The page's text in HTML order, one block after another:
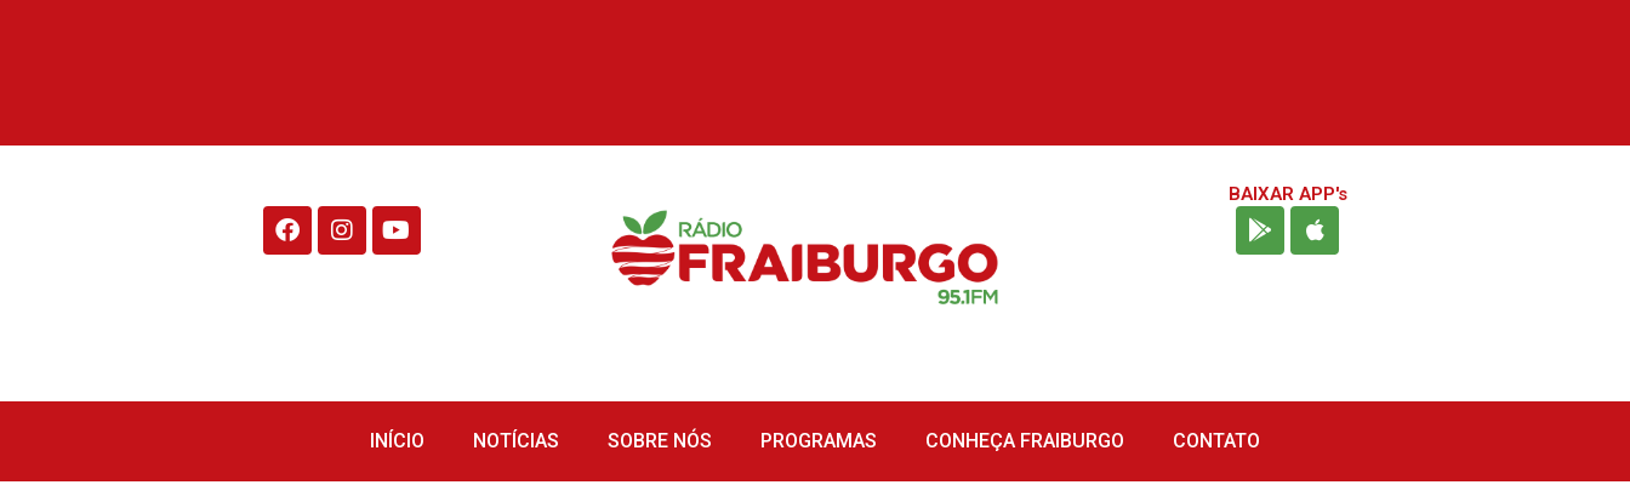
BAIXAR APP's
INÍCIO NOTÍCIAS SOBRE NÓS PROGRAMAS CONHEÇA FRAIBURGO CONTATO